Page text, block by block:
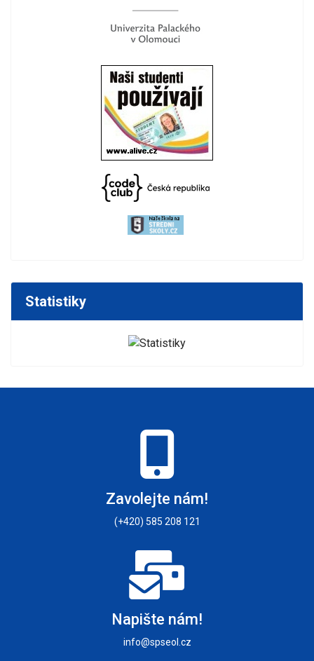
Statistiky
Zavolejte nám!
(+420) 585 208 121
Napište nám!
info@spseol.cz